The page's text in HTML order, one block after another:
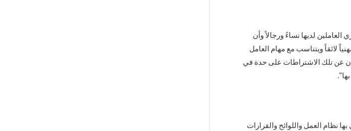
لديها نساءً ورجالاً وأن
لائقاً ويتناسب مع مهام العامل
عن تلك الاشتراطات على حدة في
نظام العمل واللوائح والقرارات